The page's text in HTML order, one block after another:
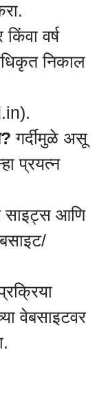
वर्ष
निकाल
गर्दीमुळे असू
प्रयत्न
साइट्स आणि
वेबसाइटवर